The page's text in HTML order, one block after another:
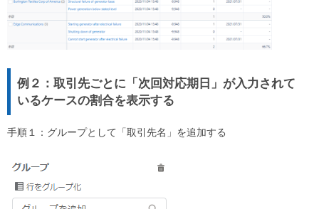
例２：取引先ごとに「次回対応期日」が入力されて
いるケースの割合を表示する
手順１：グループとして「取引先名」を追加する